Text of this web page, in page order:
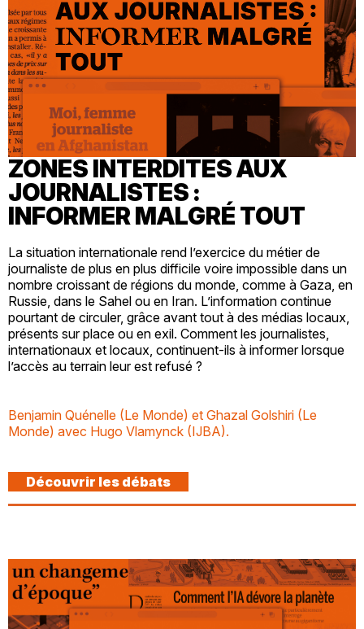
ZONES INTERDITES AUX
JOURNALISTES :
INFORMER MALGRÉ TOUT
La situation internationale rend l’exercice du métier de
journaliste de plus en plus difficile voire impossible dans un
nombre croissant de régions du monde, comme à Gaza, en
Russie, dans le Sahel ou en Iran. L’information continue
pourtant de circuler, grâce avant tout à des médias locaux,
présents sur place ou en exil. Comment les journalistes,
internationaux et locaux, continuent-ils à informer lorsque
l’accès au terrain leur est refusé ?
Benjamin Quénelle (Le Monde) et Ghazal Golshiri (Le
Monde) avec Hugo Vlamynck (IJBA).
Découvrir les débats